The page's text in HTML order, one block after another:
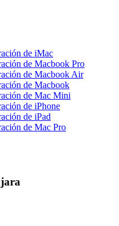
de iMac
de Macbook Pro
de Macbook Air
de Macbook
de Mac Mini
de iPhone
de iPad
de Mac Pro